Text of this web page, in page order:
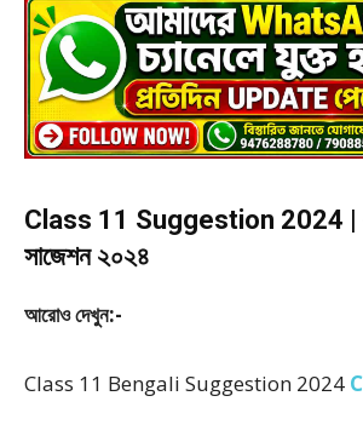
Class 11 Suggestion 2024 |
সাজেশন ২০২৪
আরোও দেখুন:-
Class 11 Bengali Suggestion 2024